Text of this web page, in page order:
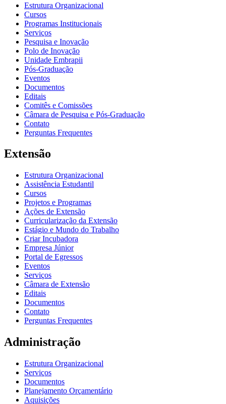
Estrutura Organizacional
Cursos
Programas Institucionais
Serviços
Pesquisa e Inovação
Polo de Inovação
Unidade Embrapii
Pós-Graduação
Eventos
Documentos
Editais
Comitês e Comissões
Câmara de Pesquisa e Pós-Graduação
Contato
Perguntas Frequentes
Extensão
Estrutura Organizacional
Assistência Estudantil
Cursos
Projetos e Programas
Ações de Extensão
Curricularização da Extensão
Estágio e Mundo do Trabalho
Criar Incubadora
Empresa Júnior
Portal de Egressos
Eventos
Serviços
Câmara de Extensão
Editais
Documentos
Contato
Perguntas Frequentes
Administração
Estrutura Organizacional
Serviços
Documentos
Planejamento Orçamentário
Aquisições